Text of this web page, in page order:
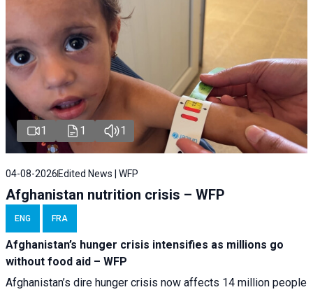
1 1 1
04-08-2026 Edited News | WFP
Afghanistan nutrition crisis – WFP
ENG FRA
Afghanistan’s hunger crisis intensifies as millions go
without food aid – WFP
Afghanistan’s dire hunger crisis now affects 14 million people